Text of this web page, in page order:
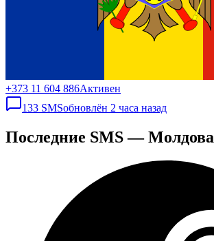
+373 11 604 886Активен
133 SMSобновлён 2 часа назад
Последние SMS — Молдова